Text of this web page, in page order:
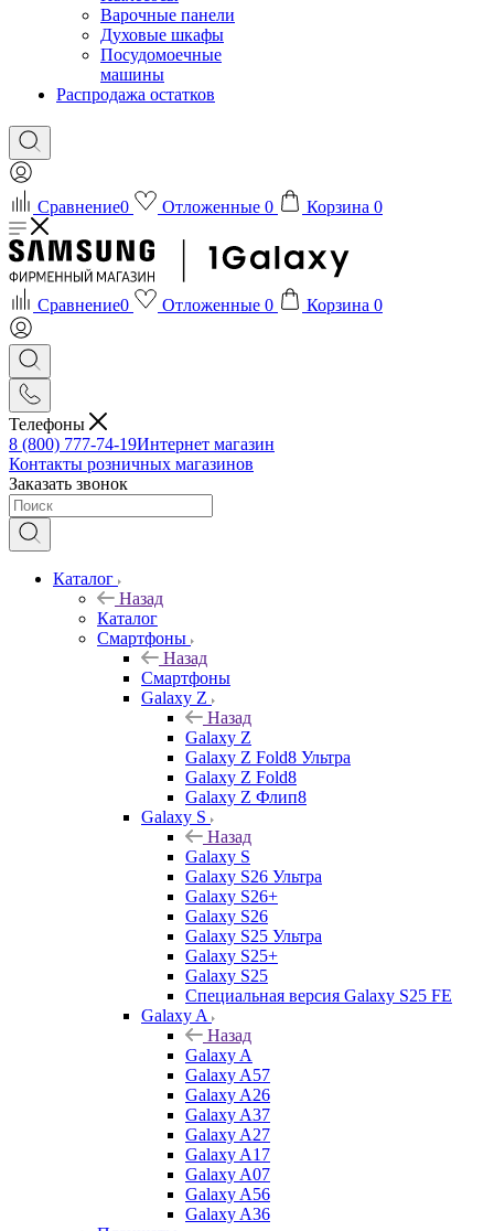
Варочные панели
Духовые шкафы
Посудомоечные
машины
Распродажа остатков
Сравнение0 Отложенные 0 Корзина 0
Сравнение0 Отложенные 0 Корзина 0
Телефоны
8 (800) 777-74-19Интернет магазин
Контакты розничных магазинов
Заказать звонок
Каталог
Назад
Каталог
Смартфоны
Назад
Смартфоны
Galaxy Z
Назад
Galaxy Z
Galaxy Z Fold8 Ультра
Galaxy Z Fold8
Galaxy Z Флип8
Galaxy S
Назад
Galaxy S
Galaxy S26 Ультра
Galaxy S26+
Galaxy S26
Galaxy S25 Ультра
Galaxy S25+
Galaxy S25
Специальная версия Galaxy S25 FE
Galaxy A
Назад
Galaxy A
Galaxy A57
Galaxy A26
Galaxy A37
Galaxy A27
Galaxy A17
Galaxy A07
Galaxy A56
Galaxy A36